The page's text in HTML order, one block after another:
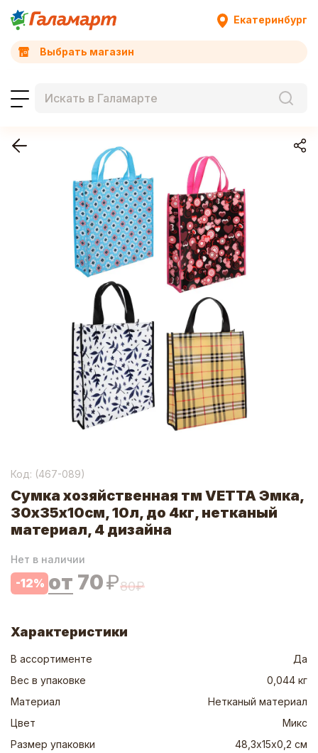
Екатеринбург
Выбрать магазин
Код: (467-089)
Сумка хозяйственная тм VETTA Эмка,
30х35х10см, 10л, до 4кг, нетканый
материал, 4 дизайна
Нет в наличии
-12% от 70₽80₽
Характеристики
В ассортименте
Да
Вес в упаковке
0,044 кг
Материал
Нетканый материал
Цвет
Микс
Размер упаковки
48,3х15х0,2 см